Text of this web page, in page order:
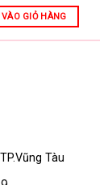
GIỎ HÀNG
Tàu